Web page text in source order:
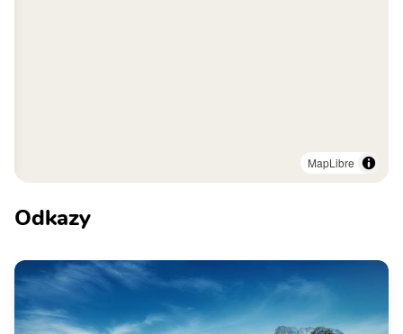
MapLibre
Odkazy